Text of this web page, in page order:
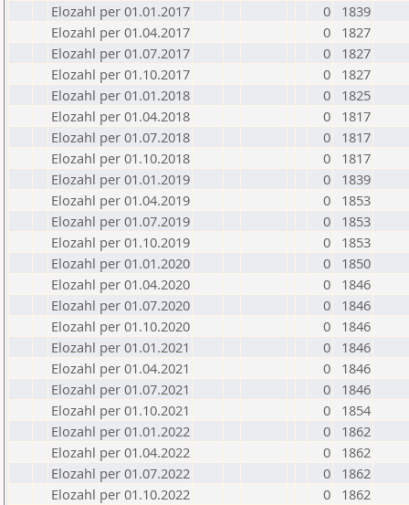
Elozahl per 01.01.2017
0
1839
Elozahl per 01.04.2017
0
1827
Elozahl per 01.07.2017
0
1827
Elozahl per 01.10.2017
0
1827
Elozahl per 01.01.2018
0
1825
Elozahl per 01.04.2018
0
1817
Elozahl per 01.07.2018
0
1817
Elozahl per 01.10.2018
0
1817
Elozahl per 01.01.2019
0
1839
Elozahl per 01.04.2019
0
1853
Elozahl per 01.07.2019
0
1853
Elozahl per 01.10.2019
0
1853
Elozahl per 01.01.2020
0
1850
Elozahl per 01.04.2020
0
1846
Elozahl per 01.07.2020
0
1846
Elozahl per 01.10.2020
0
1846
Elozahl per 01.01.2021
0
1846
Elozahl per 01.04.2021
0
1846
Elozahl per 01.07.2021
0
1846
Elozahl per 01.10.2021
0
1854
Elozahl per 01.01.2022
0
1862
Elozahl per 01.04.2022
0
1862
Elozahl per 01.07.2022
0
1862
Elozahl per 01.10.2022
0
1862